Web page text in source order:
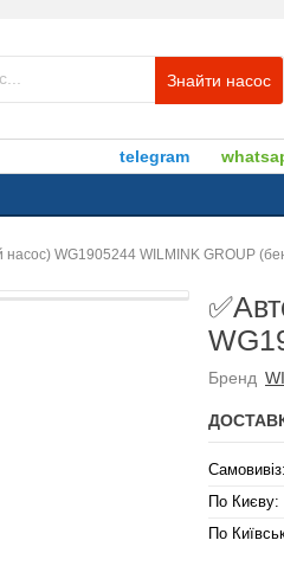
Знайти насос
telegram
WG1905244 WILMINK GROUP
Бренд
Самовивіз:
По Києву:
По